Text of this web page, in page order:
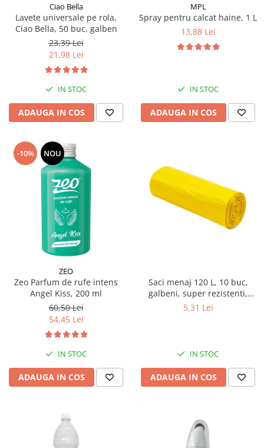
Ciao Bella
Lavete universale pe rola,
Ciao Bella, 50 buc, galben
23,39 Lei
21,98 Lei
IN STOC
ADAUGA IN COS
MPL
Spray pentru calcat haine, 1 L
13,88 Lei
IN STOC
ADAUGA IN COS
-10% NOU
ZEO
Zeo Parfum de rufe intens
Angel Kiss, 200 ml
60,50 Lei
54,45 Lei
IN STOC
ADAUGA IN COS
Saci menaj 120 L, 10 buc,
galbeni, super rezistenti,
LDPE
5,31 Lei
IN STOC
ADAUGA IN COS